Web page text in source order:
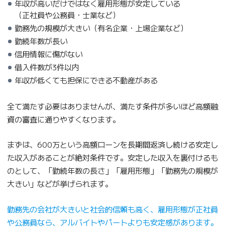
年収が高いだけではなく雇用形態が安定している
（正社員や公務員・士業など）
勤務先の規模が大きい（有名企業・上場企業など）
勤続年数が長い
信用情報に傷がない
借入件数が3件以内
年収が低くても担保にできる不動産がある
全て満たす必要はありませんが、満たす条件が多いほど高額融
資の審査に通りやすくなります。
まずは、600万という高額ローンを長期間返済し続ける安定し
た収入があることが絶対条件です。安定した収入を裏付けるも
のとして、「勤続年数の長さ」「雇用形態」「勤務先の規模が
大きい」などが挙げられます。
勤務先の会社が大きいと社会的信頼も高く、雇用形態が正社員
や公務員なら、アルバイトやパートよりも安定感があります。